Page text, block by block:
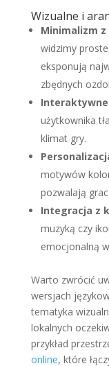
Wizualne i
Minimalizm
widzimy
eksponują
zbędnych
Interaktywne
użytkownika
klimat gry.
motywów
pozwalają
Integracja z
muzyką czy
emocjonalną
Warto zwrócić
wersjach
tematyka
lokalnych
przykład
online, które